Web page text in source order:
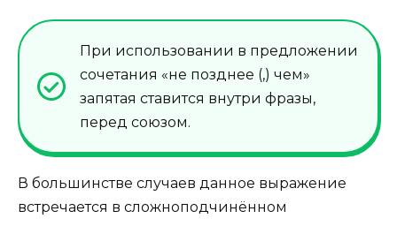
При использовании в предложении
сочетания «не позднее (,) чем»
запятая ставится внутри фразы,
перед союзом.
В большинстве случаев данное выражение
встречается в сложноподчинённом